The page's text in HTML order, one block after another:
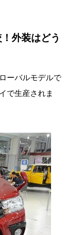
外装はどう
ーバルモデルで
で生産されま